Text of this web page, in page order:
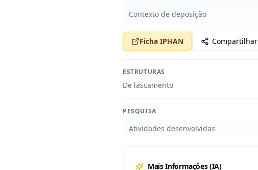
Contexto de deposição
Ficha IPHAN Compartilhar
ESTRUTURAS
De lascamento
PESQUISA
Atividades desenvolvidas
Mais Informações (IA)